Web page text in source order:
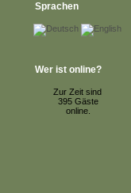
Sprachen
Wer ist online?
Zur Zeit sind
395 Gäste
online.